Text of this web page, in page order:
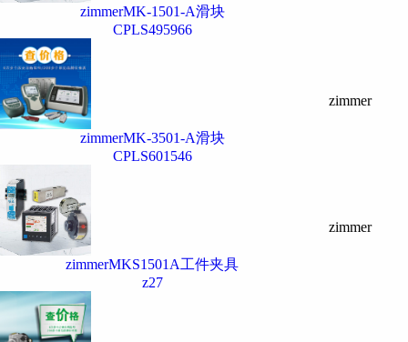
zimmerMK-1501-A滑块
CPLS495966
zimmerMK-3501-A滑块
CPLS601546
zimmer
zimmerMKS1501A工件夹具
z27
zimmer